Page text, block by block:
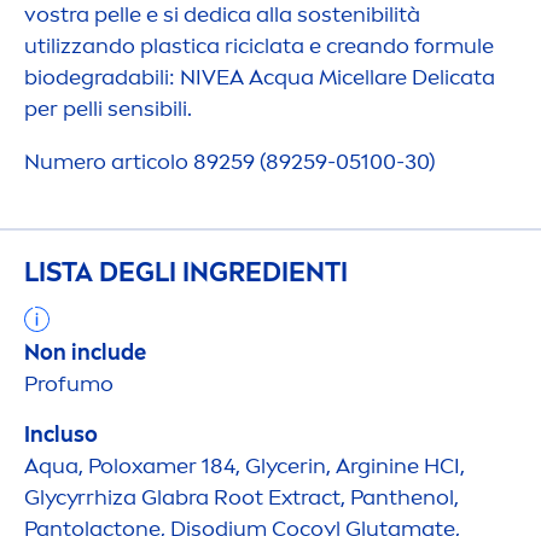
vostra pelle e si dedica alla sostenibilità
utilizzando plastica riciclata e creando formule
biodegradabili: NIVEAAcqua Micellare Delicata
per pelli sensibili.
Numero articolo 89259 (89259-05100-30)
LISTA DEGLI INGREDIENTI
Non include
Profumo
Incluso
Aqua, Poloxamer 184, Glycerin, Arginine HCI,
Glycyrrhiza Glabra Root Extract, Panthenol,
Pantolactone, Disodium Cocoyl Glutamate,